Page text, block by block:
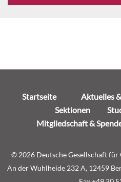
Navigation
Startseite Aktuelles
Sektionen
Mitgliedschaft &
© 2026 Deutsche Gesellschaft für
An der Wuhlheide 232 A, 12459